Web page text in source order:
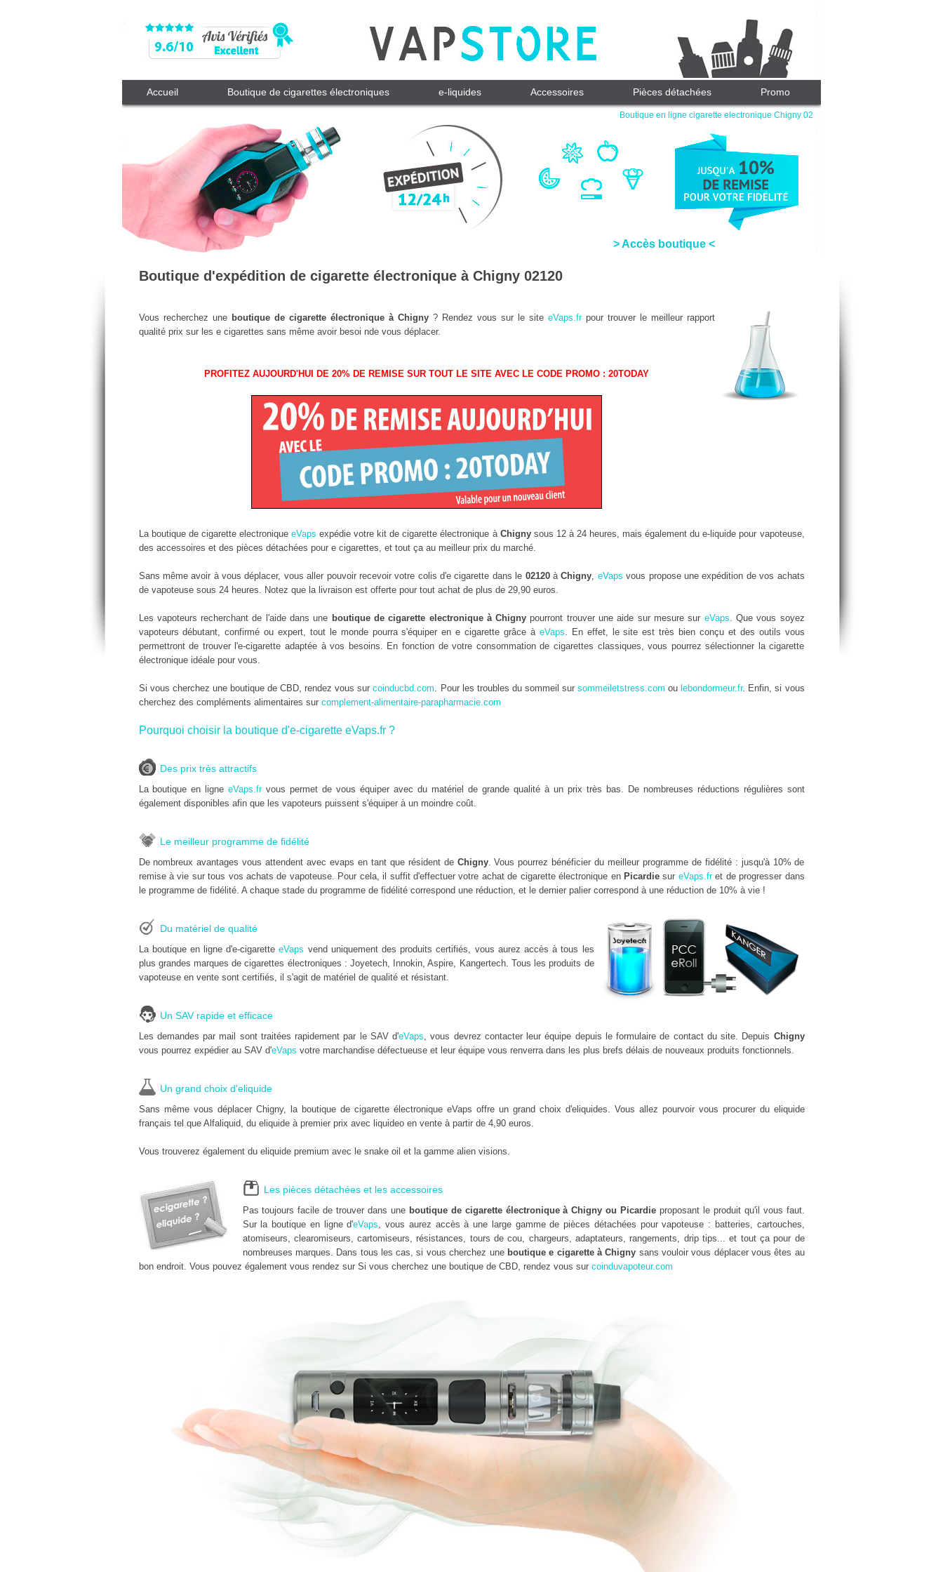
Boutique en ligne cigarette electronique Chigny 02
Accueil Boutique de cigarettes électroniques e-liquides Accessoires Pièces détachées Promo
> Accès boutique <
Boutique d'expédition de cigarette électronique à Chigny 02120
Vous recherchez une boutique de cigarette électronique à Chigny? Rendez vous sur le site eVaps.frpour trouver le meilleur rapport
qualité prix sur les e cigarettes sans même avoir besoi nde vous déplacer.
PROFITEZ AUJOURD'HUI DE 20% DE REMISE SUR TOUT LE SITE AVEC LE CODE PROMO : 20TODAY
La boutique de cigarette electronique eVaps expédie votre kit de cigarette électronique à Chignysous 12 à 24 heures, mais également du e-liquide pour vapoteuse,
des accessoires et des pièces détachées pour e cigarettes, et tout ça au meilleur prix du marché.
Sans même avoir à vous déplacer, vous aller pouvoir recevoir votre colis d'e cigarette dans le 02120àChigny, eVaps vous propose une expédition de vos achats
de vapoteuse sous 24 heures. Notez que la livraison est offerte pour tout achat de plus de 29,90 euros.
Les vapoteurs recherchant de l'aide dans une boutique de cigarette electronique à Chigny pourront trouver une aide sur mesure sur eVaps. Que vous soyez
vapoteurs débutant, confirmé ou expert, tout le monde pourra s'équiper en e cigarette grâce à eVaps. En effet, le site est très bien conçu et des outils vous
permettront de trouver l'e-cigarette adaptée à vos besoins. En fonction de votre consommation de cigarettes classiques, vous pourrez sélectionner la cigarette
électronique idéale pour vous.
Si vous cherchez une boutique de CBD, rendez vous surcoinducbd.com. Pour les troubles du sommeil sursommeiletstress.com ou lebondormeur.fr. Enfin, si vous
cherchez des compléments alimentaires sur complement-alimentaire-parapharmacie.com
Pourquoi choisir la boutique d'e-cigarette eVaps.fr ?
Des prix très attractifs
La boutique en ligneeVaps.frvous permet de vous équiper avec du matériel de grande qualité à un prix très bas. De nombreuses réductions régulières sont
également disponibles afin que les vapoteurs puissent s'équiper à un moindre coût.
Le meilleur programme de fidélité
De nombreux avantages vous attendent avec evaps en tant que résident de Chigny. Vous pourrez bénéficier du meilleur programme de fidélité : jusqu'à 10% de
remise à vie sur tous vos achats de vapoteuse. Pour cela, il suffit d'effectuer votre achat de cigarette électronique en Picardiesur eVaps.fret de progresser dans
le programme de fidélité. A chaque stade du programme de fidélité correspond une réduction, et le dernier palier correspond à une réduction de 10% à vie !
Du matériel de qualité
La boutique en ligne d'e-cigaretteeVaps vend uniquement des produits certifiés, vous aurez accès à tous les
plus grandes marques de cigarettes électroniques : Joyetech, Innokin, Aspire, Kangertech. Tous les produits de
vapoteuse en vente sont certifiés, il s'agit de matériel de qualité et résistant.
Un SAV rapide et efficace
Les demandes par mail sont traitées rapidement par le SAV d'eVaps, vous devrez contacter leur équipe depuis le formulaire de contact du site. Depuis Chigny
vous pourrez expédier au SAV d'eVaps votre marchandise défectueuse et leur équipe vous renverra dans les plus brefs délais de nouveaux produits fonctionnels.
Un grand choix d'eliquide
Sans même vous déplacer Chigny, la boutique de cigarette électronique eVaps offre un grand choix d'eliquides. Vous allez pourvoir vous procurer du eliquide
français tel que Alfaliquid, du eliquide à premier prix avec liquideo en vente à partir de 4,90 euros.
Vous trouverez également du eliquide premium avec le snake oil et la gamme alien visions.
Les pièces détachées et les accessoires
Pas toujours facile de trouver dans une boutique de cigarette électronique à Chigny ou Picardie proposant le produit qu'il vous faut.
Sur la boutique en ligne d'eVaps, vous aurez accès à une large gamme de pièces détachées pour vapoteuse : batteries, cartouches,
atomiseurs, clearomiseurs, cartomiseurs, résistances, tours de cou, chargeurs, adaptateurs, rangements, drip tips... et tout ça pour de
nombreuses marques. Dans tous les cas, si vous cherchez une boutique e cigarette à Chigny sans vouloir vous déplacer vous êtes au
bon endroit. Vous pouvez également vous rendez sur Si vous cherchez une boutique de CBD, rendez vous sur coinduvapoteur.com